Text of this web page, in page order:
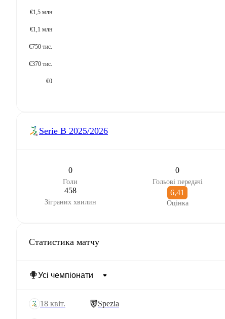
€1,5 млн
€1,1 млн
€750 тис.
€370 тис.
€0
Serie B 2025/2026
0
Голи
0
Гольові передачі
458
Зіграних хвилин
6,41
Оцінка
Статистика матчу
18 квіт. Spezia